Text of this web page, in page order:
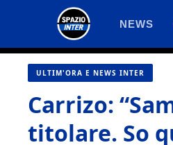
contenuto
NEWS
ULTIM'ORA E NEWS INTER
Carrizo:
titolare. So